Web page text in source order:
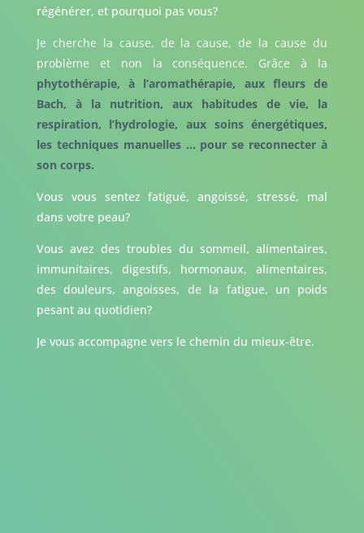
régénérer, et pourquoi pas vous?
Je cherche la cause, de la cause, de la cause du
problème et non la conséquence. Grâce à la
phytothérapie, à l’aromathérapie, aux fleurs de
Bach, à la nutrition, aux habitudes de vie, la
respiration, l’hydrologie, aux soins énergétiques,
les techniques manuelles … pour se reconnecter à
son corps.
Vous vous sentez fatigué, angoissé, stressé, mal
dans votre peau?
Vous avez des troubles du sommeil, alimentaires,
immunitaires, digestifs, hormonaux, alimentaires,
des douleurs, angoisses, de la fatigue, un poids
pesant au quotidien?
Je vous accompagne vers le chemin du mieux-être.